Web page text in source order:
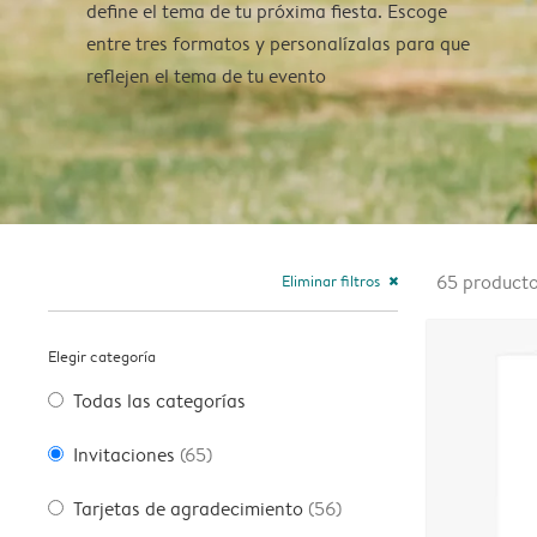
define el tema de tu próxima fiesta. Escoge
entre tres formatos y personalízalas para que
reflejen el tema de tu evento
Eliminar filtros close
Elegir categoría
Todas las categorías
Invitaciones (65)
Tarjetas de agradecimiento (56)
65